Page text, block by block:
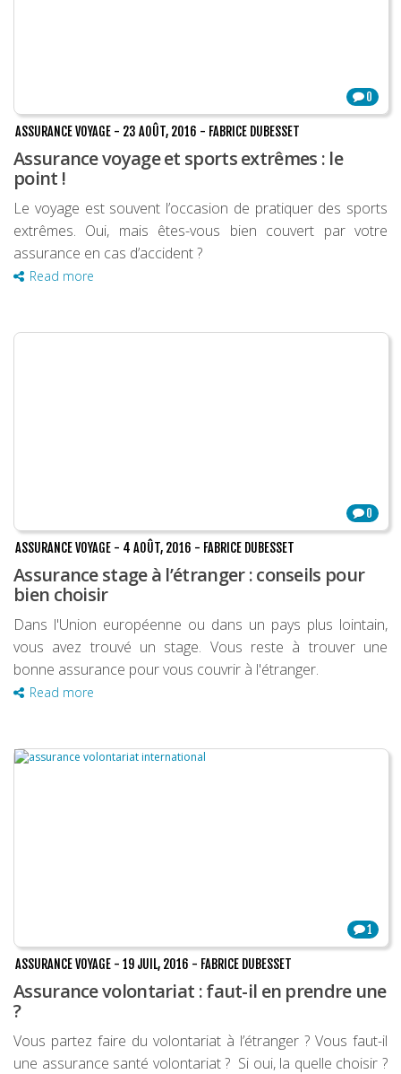
0
ASSURANCE VOYAGE - 23 AOÛT, 2016 - FABRICE DUBESSET
Assurance voyage et sports extrêmes : le
point !
Le voyage est souvent l’occasion de pratiquer des sports
extrêmes. Oui, mais êtes-vous bien couvert par votre
assurance en cas d’accident ?
Read more
0
ASSURANCE VOYAGE - 4 AOÛT, 2016 - FABRICE DUBESSET
Assurance stage à l’étranger : conseils pour
bien choisir
Dans l'Union européenne ou dans un pays plus lointain,
vous avez trouvé un stage. Vous reste à trouver une
bonne assurance pour vous couvrir à l'étranger.
Read more
1
ASSURANCE VOYAGE - 19 JUIL, 2016 - FABRICE DUBESSET
Assurance volontariat : faut-il en prendre une
?
Vous partez faire du volontariat à l’étranger ? Vous faut-il
une assurance santé volontariat ? Si oui, la quelle choisir ?